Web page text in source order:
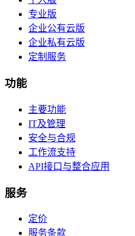
专业版
企业公有云版
企业私有云版
定制服务
功能
主要功能
IT及管理
安全与合规
工作流支持
API接口与整合应用
服务
定价
服务条款